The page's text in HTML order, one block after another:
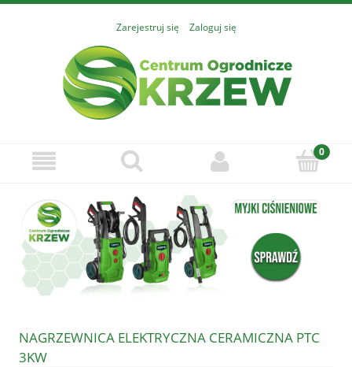
Zarejestruj się Zaloguj się
NAGRZEWNICA ELEKTRYCZNA CERAMICZNA PTC
3KW